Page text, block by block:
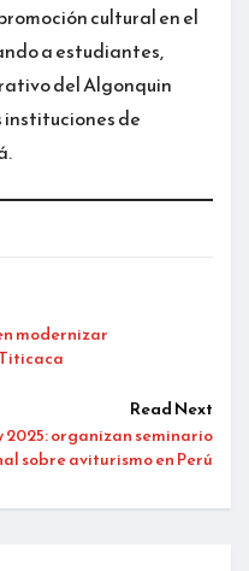
cultural en el
a estudiantes,
del Algonquin
instituciones de
modernizar
Read Next
2025: organizan seminario
sobre aviturismo en Perú